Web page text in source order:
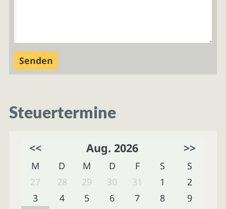
Steuertermine
<< Aug. 2026 >>
M D M D F S
S
27
28 29 30 31 1
2
3
4 5 6 7 8
9